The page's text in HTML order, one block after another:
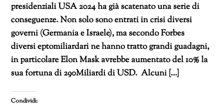
presidenziali USA 2024 ha già scatenato una serie di
conseguenze. Non solo sono entrati in crisi diversi
governi (Germania e Israele), ma secondo Forbes
diversi eptomiliardari ne hanno tratto grandi guadagni,
in particolare Elon Mask avrebbe aumentato del 10% la
sua fortuna di 290Miliardi di USD. Alcuni […]
Condividi: